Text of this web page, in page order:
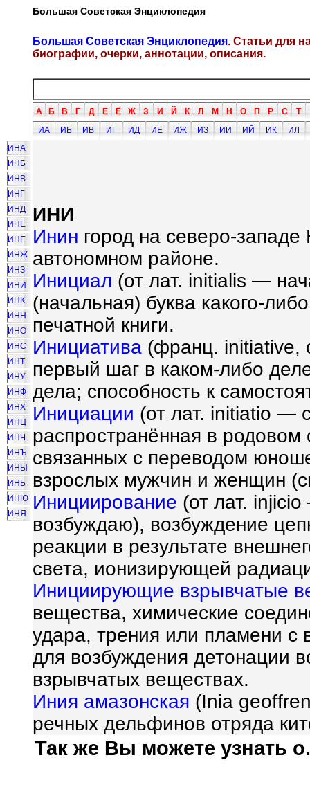
Большая Советская Энциклопедия
Большая Советская Энциклопедия. Статьи для
биографии, очерки, аннотации, описания.
А Б В Г Д Е Ё Ж З И Й К Л М Н О П Р С Т
ИА
ИБ ИВ ИГ ИД ИЕ ИЖ ИЗ ИИ ИЙ ИК
ИЛ
ИНА
ИНБ
ИНВ
ИНГ
ИНД
ИНЕ
ИНЁ
ИНЖ
ИНЗ
ИНИ
ИНК
ИНН
ИНО
ИНС
ИНТ
ИНУ
ИНФ
ИНХ
ИНЦ
ИНЧ
ИНЪ
ИНЫ
ИНЬ
ИНЮ
ИНЯ
ИНИ
Инин город на северо-
автономном районе.
Инициал (от лат. initialis —
(начальная) буква какого-
печатной книги.
Инициатива (франц. initiative,
первый шаг в каком-либо
дела; способность к
Инициации (от лат. initiatio —
распространённая в
связанных с переводом
взрослых мужчин и женщин
Инициирование (от лат.
возбуждаю), возбуждение
реакции в результате
света, ионизирующей
Инициирующие взрывчатые
вещества, химические
удара, трения или пламени с
для возбуждения детонации
взрывчатых веществах.
Иния амазонская (Inia
речных дельфинов отряда
Так же Вы можете узнать